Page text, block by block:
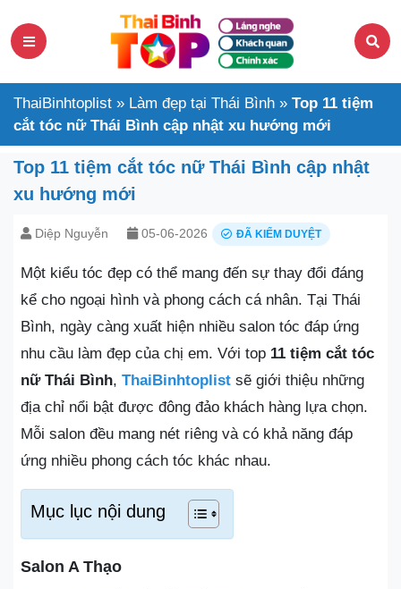
ThaiBinhtoplist » Làm đẹp tại Thái Bình » Top 11 tiệm
cắt tóc nữ Thái Bình cập nhật xu hướng mới
Top 11 tiệm cắt tóc nữ Thái Bình cập nhật
xu hướng mới
Diệp Nguyễn 05-06-2026 ĐÃ KIỂM DUYỆT
Một kiểu tóc đẹp có thể mang đến sự thay đổi đáng
kể cho ngoại hình và phong cách cá nhân. Tại Thái
Bình, ngày càng xuất hiện nhiều salon tóc đáp ứng
nhu cầu làm đẹp của chị em. Với top 11 tiệm cắt tóc
nữ Thái Bình, ThaiBinhtoplist sẽ giới thiệu những
địa chỉ nổi bật được đông đảo khách hàng lựa chọn.
Mỗi salon đều mang nét riêng và có khả năng đáp
ứng nhiều phong cách tóc khác nhau.
Mục lục nội dung
Salon A Thạo